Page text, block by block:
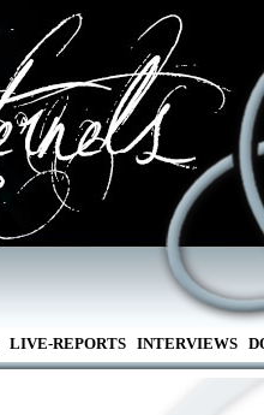
LIVE-REPORTS INTERVIEWS